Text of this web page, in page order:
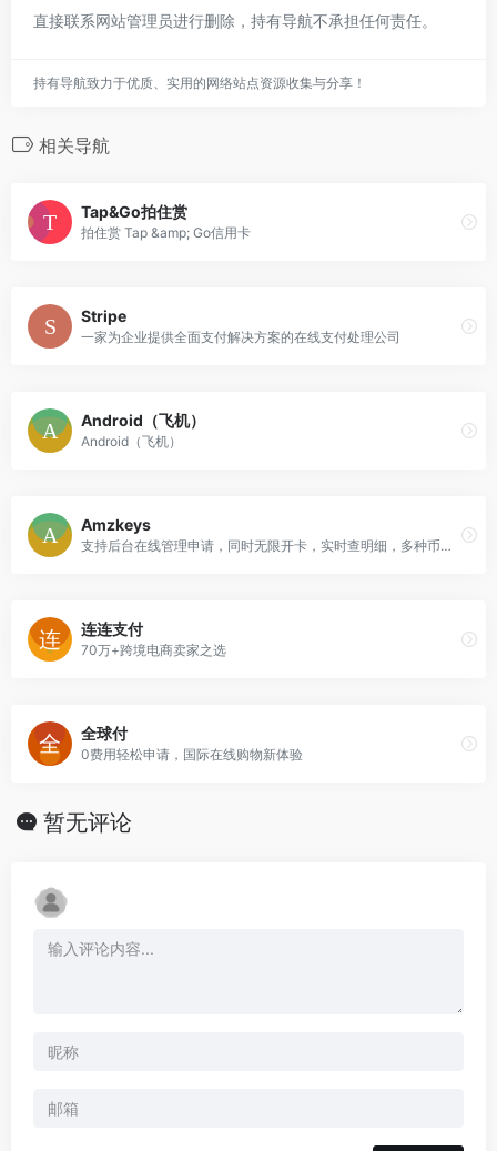
直接联系网站管理员进行删除，持有导航不承担任何责任。
持有导航致力于优质、实用的网络站点资源收集与分享！
相关导航
Tap&Go拍住赏
拍住赏 Tap &amp; Go信用卡
Stripe
一家为企业提供全面支付解决方案的在线支付处理公司
Android（飞机）
Android（飞机）
Amzkeys
支持后台在线管理申请，同时无限开卡，实时查明细，多种币种支持，安全便捷。
连连支付
70万+跨境电商卖家之选
全球付
0费用轻松申请，国际在线购物新体验
暂无评论